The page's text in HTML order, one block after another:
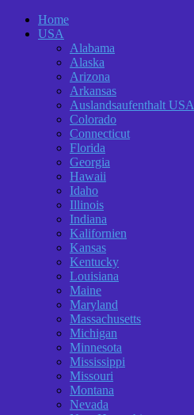
Home
USA
Alabama
Alaska
Arizona
Arkansas
Auslandsaufenthalt USA
Colorado
Connecticut
Florida
Georgia
Hawaii
Idaho
Illinois
Indiana
Kalifornien
Kansas
Kentucky
Louisiana
Maine
Maryland
Massachusetts
Michigan
Minnesota
Mississippi
Missouri
Montana
Nevada